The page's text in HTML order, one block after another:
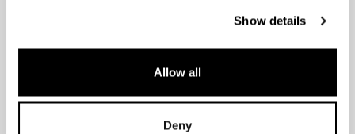
Show details
Allow all
Deny
Benutzerhandbuch